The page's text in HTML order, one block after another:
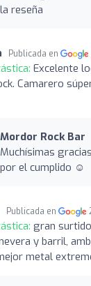
la reseña
Publicada en
Excelente
Camarero
Mordor Rock Bar
Muchísimas
por el cumplido ☺️
Publicada en
gran
y barril,
metal